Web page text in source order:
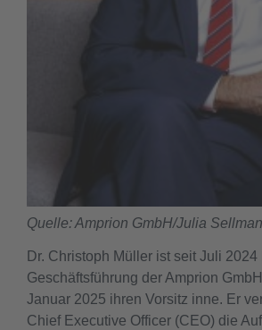
Dr. Christoph Müller ist seit Juli
Geschäftsführung der Amprion
Januar 2025 ihren Vorsitz inne. Er
Chief Executive Officer (CEO) die
Quelle: Amprion GmbH/Julia